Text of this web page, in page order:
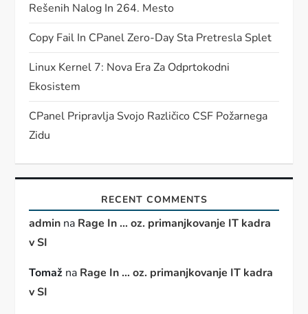
Rešenih Nalog In 264. Mesto
Copy Fail In CPanel Zero-Day Sta Pretresla Splet
Linux Kernel 7: Nova Era Za Odprtokodni
Ekosistem
CPanel Pripravlja Svojo Različico CSF Požarnega
Zidu
RECENT COMMENTS
admin na Rage In … oz. primanjkovanje IT kadra
v SI
Tomaž na Rage In … oz. primanjkovanje IT kadra
v SI